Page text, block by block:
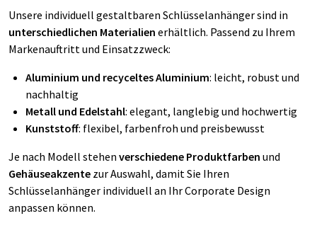
Unsere individuell gestaltbaren Schlüsselanhänger sind in
unterschiedlichen Materialien erhältlich. Passend zu Ihrem
Markenauftritt und Einsatzzweck:
Aluminium und recyceltes Aluminium: leicht, robust und
nachhaltig
Metall und Edelstahl: elegant, langlebig und hochwertig
Kunststoff: flexibel, farbenfroh und preisbewusst
Je nach Modell stehen verschiedene Produktfarben und
Gehäuseakzente zur Auswahl, damit Sie Ihren
Schlüsselanhänger individuell an Ihr Corporate Design
anpassen können.